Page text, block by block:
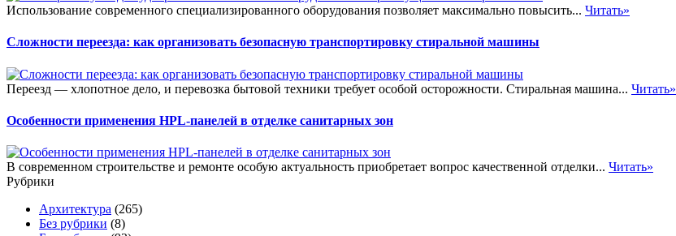
Использование современного специализированного оборудования позволяет максимально повысить... Читать»
Сложности переезда: как организовать безопасную транспортировку стиральной машины
Переезд — хлопотное дело, и перевозка бытовой техники требует особой осторожности. Стиральная машина... Читать»
Особенности применения HPL-панелей в отделке санитарных зон
В современном строительстве и ремонте особую актуальность приобретает вопрос качественной отделки... Читать»
Рубрики
Архитектура (265)
Без рубрики (8)